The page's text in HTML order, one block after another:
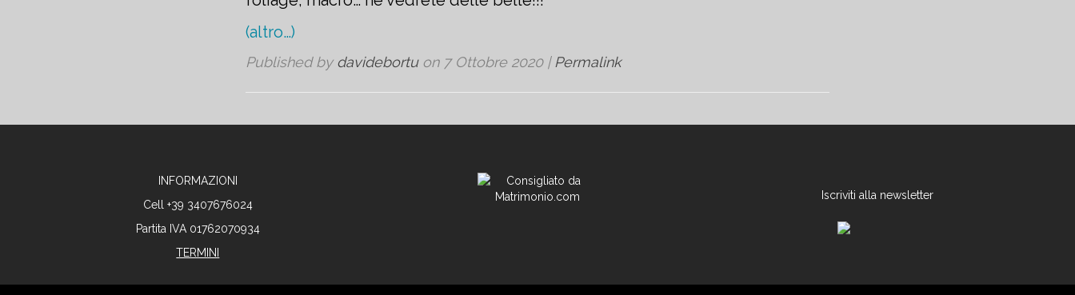
(altro…)
Published by davidebortuon 7 Ottobre 2020| Permalink
INFORMAZIONI
Cell +39 3407676024
Partita IVA 01762070934
TERMINI
Iscriviti alla newsletter